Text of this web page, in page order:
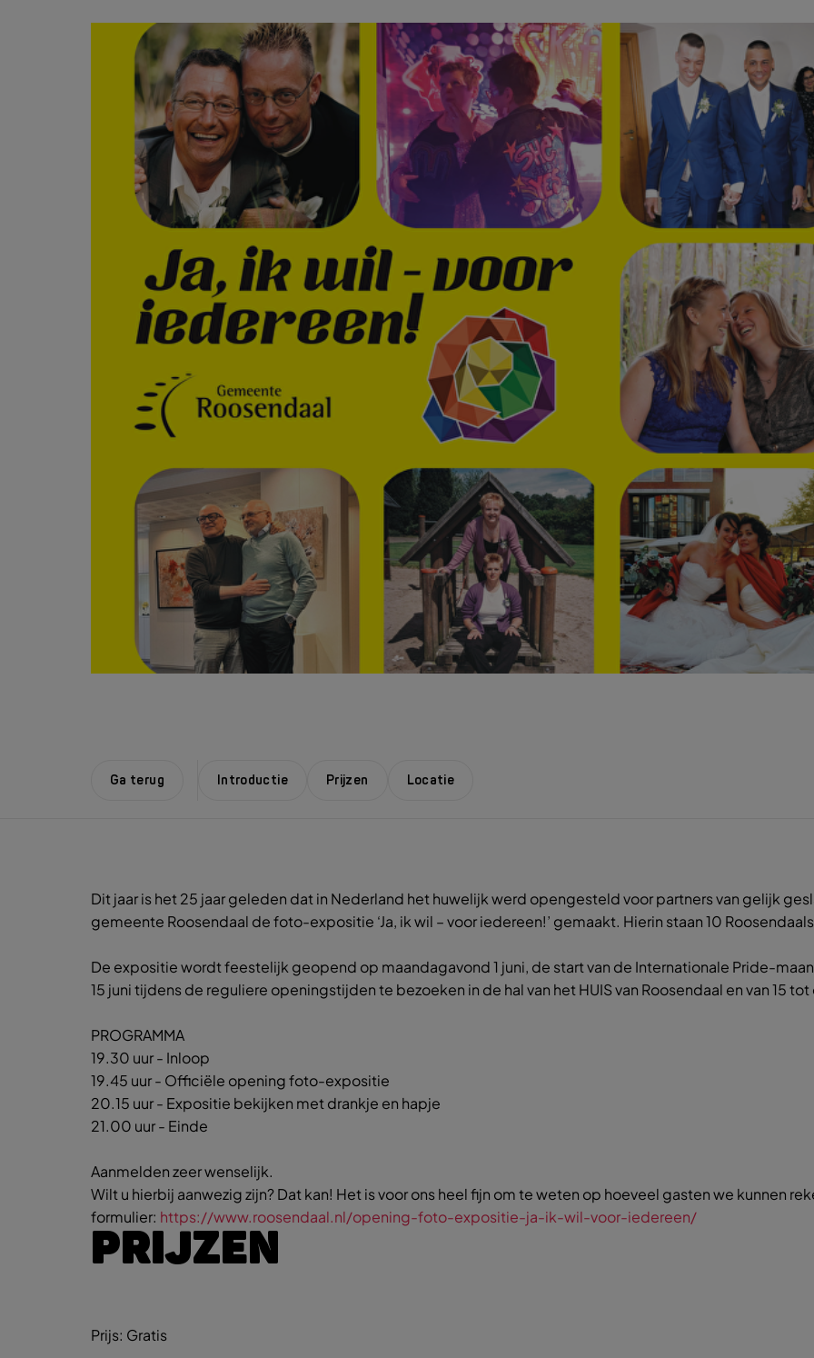
Ga terug Introductie Prijzen Locatie
Dit jaar is het 25 jaar geleden dat in Nederland het huwelijk werd opengesteld voor partners van gelijk
gemeente Roosendaal de foto-expositie ‘Ja, ik wil – voor iedereen!’ gemaakt. Hierin staan 10
De expositie wordt feestelijk geopend op maandagavond 1 juni, de start van de Internationale Pride-
15 juni tijdens de reguliere openingstijden te bezoeken in de hal van het HUIS van Roosendaal en van 15
PROGRAMMA
19.30 uur - Inloop
19.45 uur - Officiële opening foto-expositie
20.15 uur - Expositie bekijken met drankje en hapje
21.00 uur - Einde
Aanmelden zeer wenselijk.
Wilt u hierbij aanwezig zijn? Dat kan! Het is voor ons heel fijn om te weten op hoeveel gasten we kunnen
formulier: https://www.roosendaal.nl/opening-foto-expositie-ja-ik-wil-voor-iedereen/
PRIJZEN
Prijs: Gratis